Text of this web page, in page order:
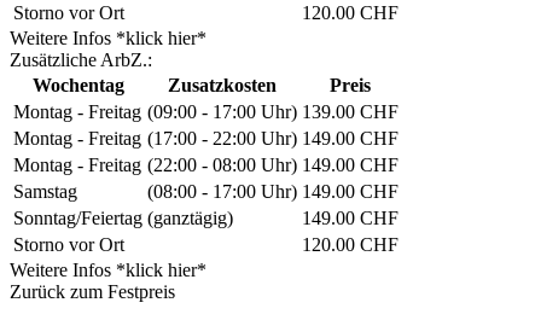
Storno vor Ort
120.00 CHF
Weitere Infos *klick hier*
Zusätzliche ArbZ.:
Wochentag
Zusatzkosten
Preis
Montag - Freitag (09:00 - 17:00 Uhr) 139.00 CHF
Montag - Freitag (17:00 - 22:00 Uhr) 149.00 CHF
Montag - Freitag (22:00 - 08:00 Uhr) 149.00 CHF
Samstag
(08:00 - 17:00 Uhr) 149.00 CHF
Sonntag/Feiertag (ganztägig)
149.00 CHF
Storno vor Ort
120.00 CHF
Weitere Infos *klick hier*
Zurück zum Festpreis